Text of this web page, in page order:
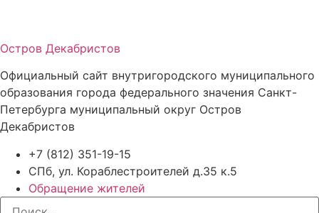
Остров Декабристов
Официальный сайт внутригородского муниципального
образования города федерального значения Санкт-
Петербурга муниципальный округ Остров
Декабристов
+7 (812) 351-19-15
СПб, ул. Кораблестроителей д.35 к.5
Обращение жителей